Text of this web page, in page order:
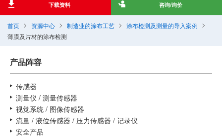
首页 资源中心 制造业的涂布工艺
涂布检测及测量的导入案例
薄膜及片材的涂布检测
下载资料 咨询/询价
产品阵容
传感器
测量仪 / 测量传感器
视觉系统 / 图像传感器
流量 / 液位传感器 / 压力传感器 / 记录仪
安全产品